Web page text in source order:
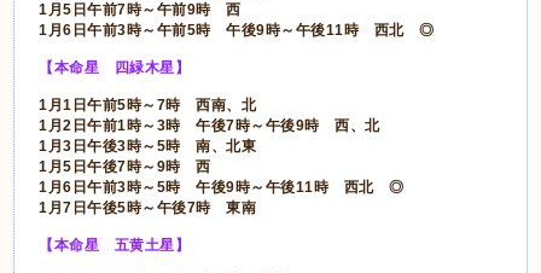
1月5日午前7時～午前9時 西
1月6日午前3時～午前5時 午後9時～午後11時 西北 ◎
【本命星 四緑木星】
1月1日午前5時～7時 西南、北
1月2日午前1時～3時 午後7時～午後9時 西、北
1月3日午後3時～5時 南、北東
1月5日午後7時～9時 西
1月6日午前3時～5時 午後9時～午後11時 西北 ◎
1月7日午後5時～午後7時 東南
【本命星 五黄土星】